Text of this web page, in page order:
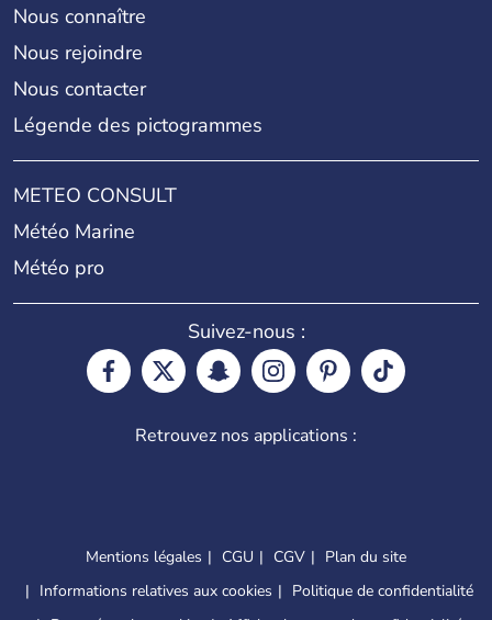
Nous connaître
Nous rejoindre
Nous contacter
Légende des pictogrammes
METEO CONSULT
Météo Marine
Météo pro
Suivez-nous :
Retrouvez nos applications :
Mentions légales CGU CGV
Plan du site
Informations relatives aux cookies
Politique de confidentialité